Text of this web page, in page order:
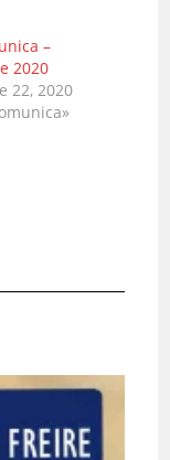
–
2020
22, 2020